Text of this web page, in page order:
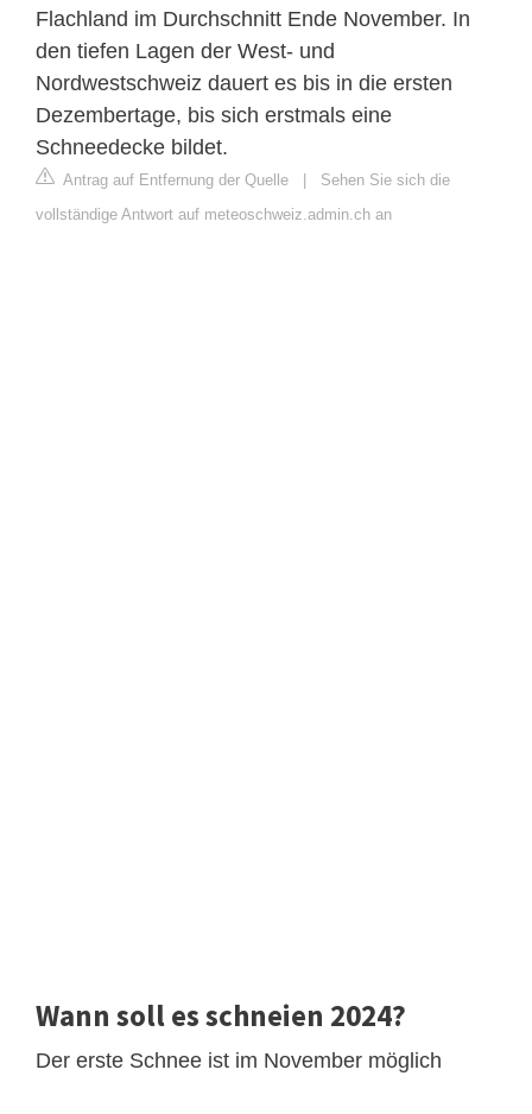
Flachland im Durchschnitt Ende November. In
den tiefen Lagen der West- und
Nordwestschweiz dauert es bis in die ersten
Dezembertage, bis sich erstmals eine
Schneedecke bildet.
Antrag auf Entfernung der Quelle | Sehen Sie sich die
vollständige Antwort auf meteoschweiz.admin.ch an
Wann soll es schneien 2024?
Der erste Schnee ist im November möglich